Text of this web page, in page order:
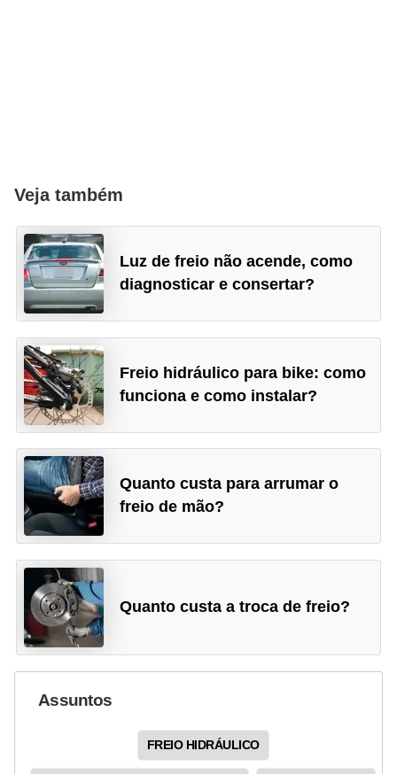
Veja também
Luz de freio não acende, como
diagnosticar e consertar?
Freio hidráulico para bike: como
funciona e como instalar?
Quanto custa para arrumar o
freio de mão?
Quanto custa a troca de freio?
Assuntos
FREIO HIDRÁULICO
e
s
e
g
u
r
o
s